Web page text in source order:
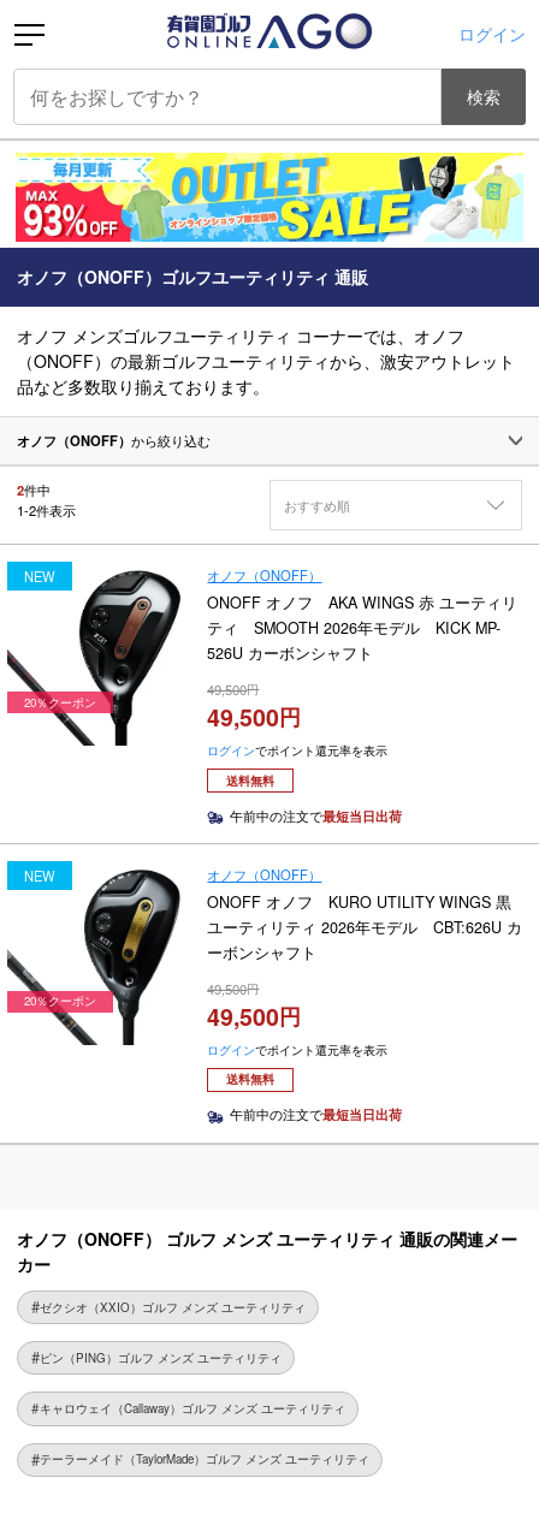
ログイン
検索
オノフ（ONOFF）ゴルフユーティリティ 通販
オノフ メンズゴルフユーティリティ コーナーでは、オノフ
（ONOFF）の最新ゴルフユーティリティから、激安アウトレット
品など多数取り揃えております。
オノフ（ONOFF） から絞り込む
2件中
1-2件表示 おすすめ順
NEW オノフ（ONOFF）
ONOFF オノフ AKA WINGS 赤 ユーティリ
ティ SMOOTH 2026年モデル KICK MP-
526U カーボンシャフト
49,500
49,500
ログインでポイント還元率を表示
送料無料
20％クーポン
午前中の注文で最短当日出荷
NEW オノフ（ONOFF）
ONOFF オノフ KURO UTILITY WINGS 黒
ユーティリティ 2026年モデル CBT:626U カ
ーボンシャフト
49,500
49,500
ログインでポイント還元率を表示
送料無料
20％クーポン
午前中の注文で最短当日出荷
オノフ（ONOFF） ゴルフ メンズ ユーティリティ 通販の関連メー
カー
ゼクシオ（XXIO）ゴルフ メンズ ユーティリティ
ピン（PING）ゴルフ メンズ ユーティリティ
キャロウェイ（Callaway）ゴルフ メンズ ユーティリティ
テーラーメイド（TaylorMade）ゴルフ メンズ ユーティリティ